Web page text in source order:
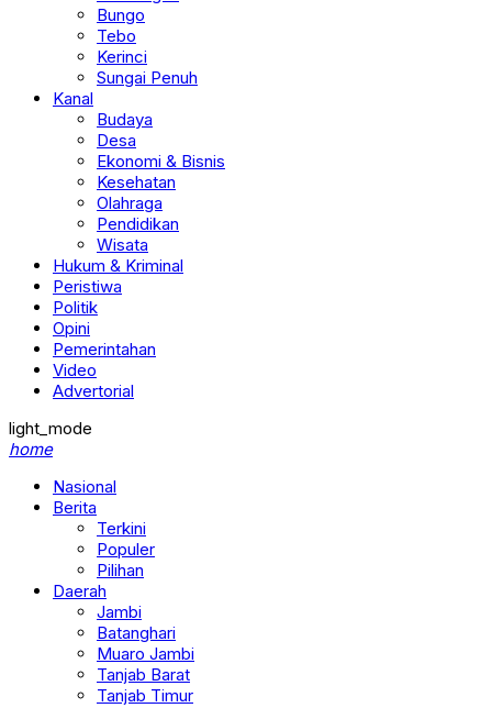
Bungo
Tebo
Kerinci
Sungai Penuh
Kanal
Budaya
Desa
Ekonomi & Bisnis
Kesehatan
Olahraga
Pendidikan
Wisata
Hukum & Kriminal
Peristiwa
Politik
Opini
Pemerintahan
Video
Advertorial
light_mode
home
Nasional
Berita
Terkini
Populer
Pilihan
Daerah
Jambi
Batanghari
Muaro Jambi
Tanjab Barat
Tanjab Timur